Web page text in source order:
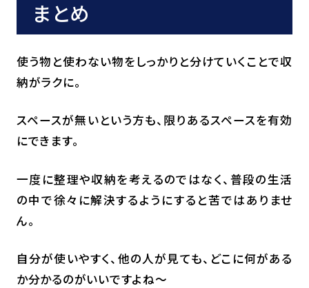
まとめ
使う物と使わない物をしっかりと分けていくことで収
納がラクに。
スペースが無いという方も、限りあるスペースを有効
にできます。
一度に整理や収納を考えるのではなく、普段の生活
の中で徐々に解決するようにすると苦ではありませ
ん。
自分が使いやすく、他の人が見ても、どこに何がある
か分かるのがいいですよね～